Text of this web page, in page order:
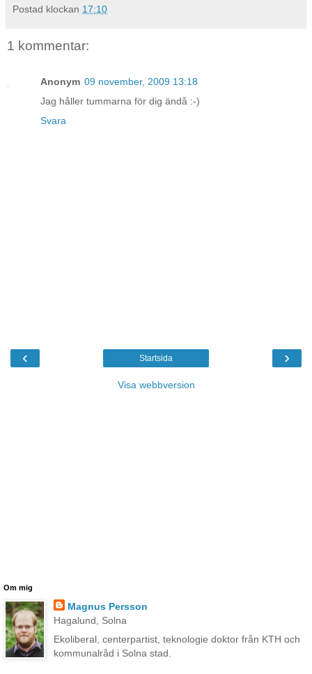
Postad klockan 17:10
1 kommentar:
Anonym 09 november, 2009 13:18
Jag håller tummarna för dig ändå :-)
Svara
‹ ›
Startsida
Visa webbversion
Om mig
Magnus Persson
Hagalund, Solna
Ekoliberal, centerpartist, teknologie doktor från KTH och
kommunalråd i Solna stad.